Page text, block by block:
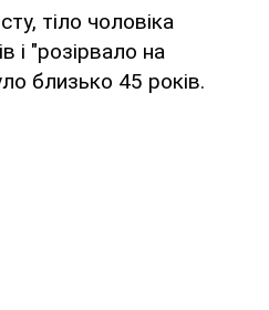
тіло чоловіка
і "розірвало на
близько 45 років.